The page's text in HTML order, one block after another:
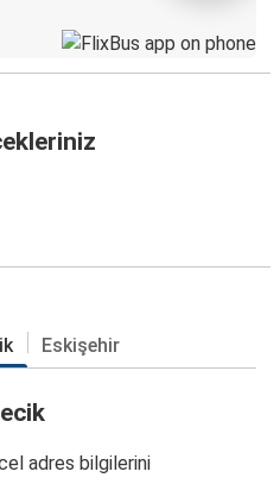
Eskişehir
adres bilgilerini